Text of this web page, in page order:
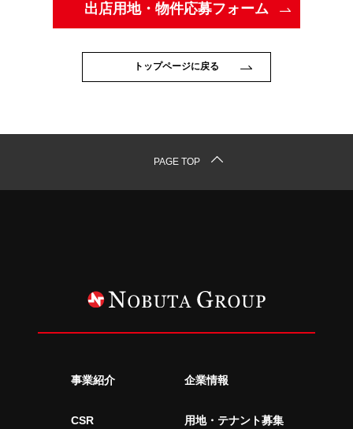
出店用地・物件応募フォーム
トップページに戻る
PAGE TOP
事業紹介 企業情報
CSR 用地・テナント募集